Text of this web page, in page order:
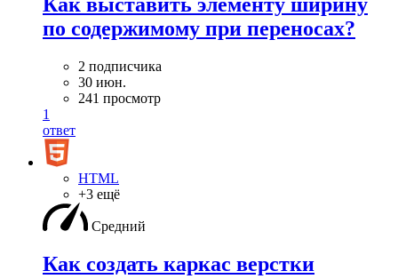
по содержимому при переносах?
2 подписчика
30 июн.
241 просмотр
1
ответ
HTML
+3 ещё
Средний
Как создать каркас верстки